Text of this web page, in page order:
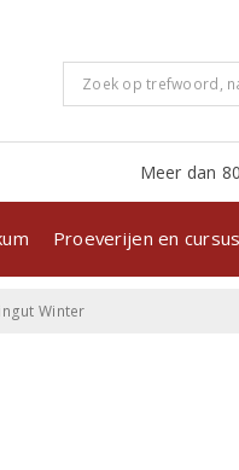
Meer dan
Proeverijen en
Winter